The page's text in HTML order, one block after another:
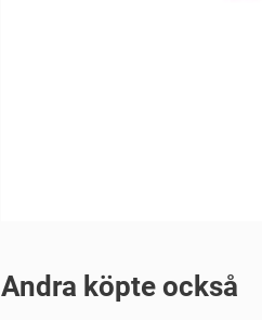
Andra köpte också